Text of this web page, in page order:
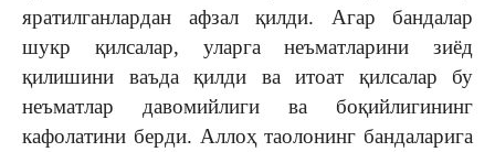
яратилганлардан афзал қилди. Агар бандалар
шукр қилсалар, уларга неъматларини зиёд
қилишини ваъда қилди ва итоат қилсалар бу
неъматлар давомийлиги ва боқийлигининг
кафолатини берди. Аллоҳ таолонинг бандаларига